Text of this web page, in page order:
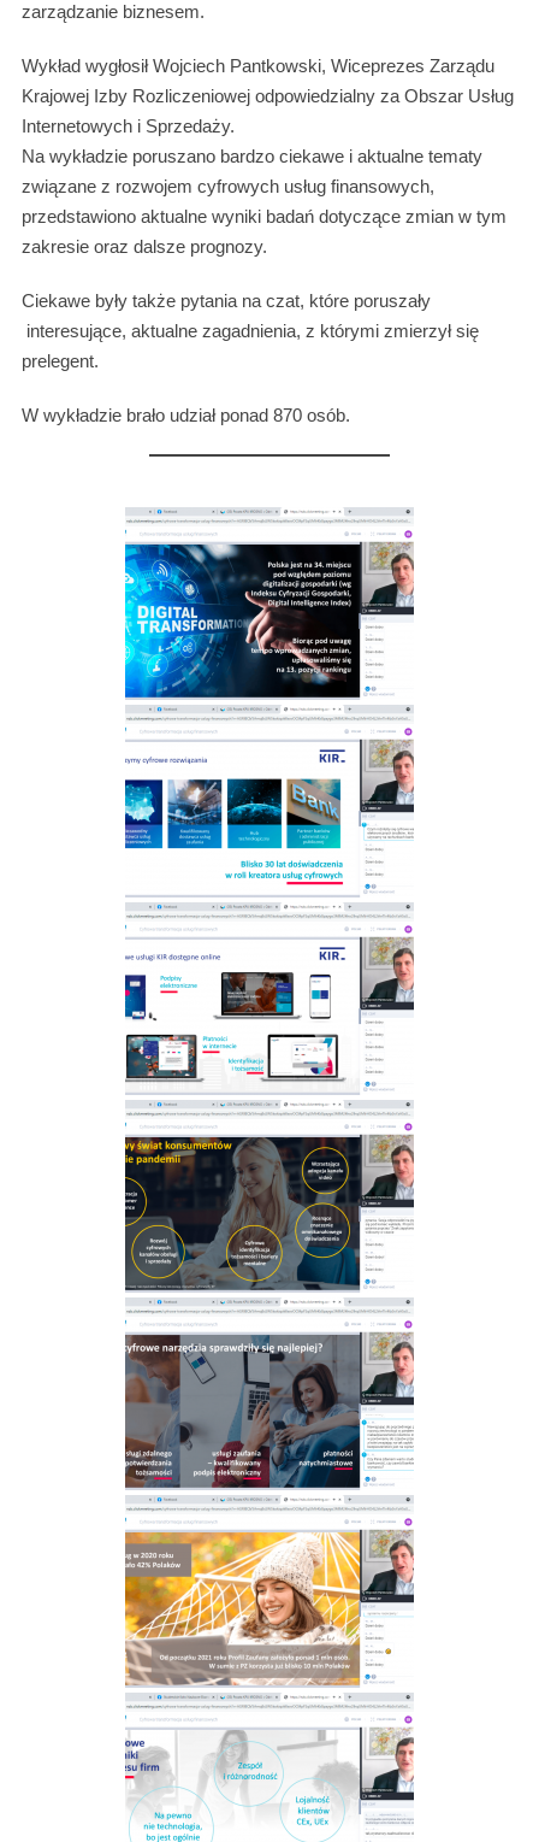
zarządzanie biznesem.
Wykład wygłosił Wojciech Pantkowski, Wiceprezes Zarządu
Krajowej Izby Rozliczeniowej odpowiedzialny za Obszar Usług
Internetowych i Sprzedaży.
Na wykładzie poruszano bardzo ciekawe i aktualne tematy
związane z rozwojem cyfrowych usług finansowych,
przedstawiono aktualne wyniki badań dotyczące zmian w tym
zakresie oraz dalsze prognozy.
Ciekawe były także pytania na czat, które poruszały
interesujące, aktualne zagadnienia, z którymi zmierzył się
prelegent.
W wykładzie brało udział ponad 870 osób.